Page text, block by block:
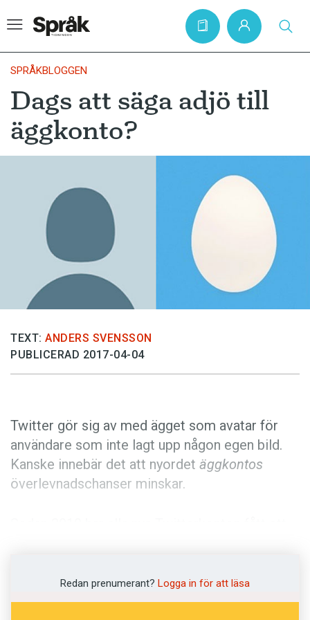
Hem
Artiklar
Språkfrågor
Skrivtips
Bokrecensioner
Podden
Föreslå nyord
Läs Språktidningen digitalt
Press
SPRÅKBLOGGEN
Dags att säga adjö till
äggkonto?
TEXT: ANDERS SVENSSON
PUBLICERAD 2017-04-04
Twitter gör sig av med ägget som avatar för
användare som inte lagt upp någon egen bild.
Kanske innebär det att nyordet äggkontos
överlevnadschanser minskar.
många användare ersatte aldrig avataren med
en personlig bild. I stället kom ägget att
Redan prenumerant? Logga in för att läsa